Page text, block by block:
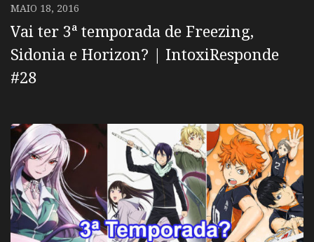
MAIO 18, 2016
Vai ter 3ª temporada de Freezing,
Sidonia e Horizon? | IntoxiResponde
#28